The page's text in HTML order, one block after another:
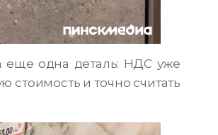
еще одна деталь: НДС уже
стоимость и точно считать